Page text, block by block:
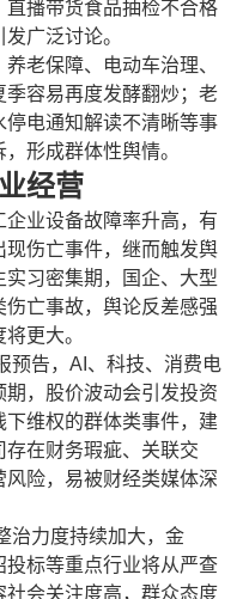
播带货食品抽检不合格
广泛讨论。
老保障、电动车治理、
容易再度发酵翻炒；老
停电通知解读不清晰等事
形成群体性舆情。
经营
业设备故障率升高，有
现伤亡事件，继而触发舆
习密集期，国企、大型
亡事故，舆论反差感强
更大。
预告，AI、科技、消费电
，股价波动会引发投资
维权的群体类事件，建
在财务瑕疵、关联交
险，易被财经类媒体深
治力度持续加大，金
标等重点行业将从严查
会关注度高，群众态度